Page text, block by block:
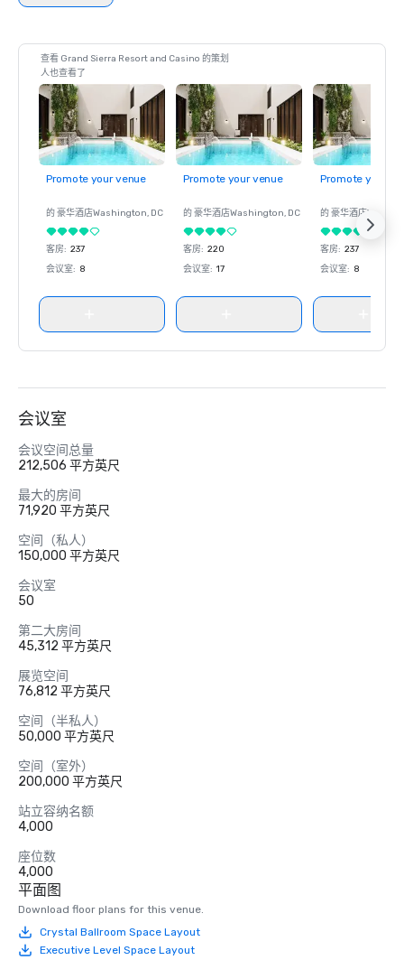
查看 Grand Sierra Resort and Casino 的策划
人也查看了
Promote your venue
的 豪华酒店Washington, DC
客房: 237
会议室: 8
Promote your venue
的 豪华酒店Washington, DC
客房: 220
会议室: 17
Promote your
的 豪华酒店
客房: 237
会议室: 8
会议室
会议空间总量
212,506 平方英尺
最大的房间
71,920 平方英尺
空间（私人）
150,000 平方英尺
会议室
50
第二大房间
45,312 平方英尺
展览空间
76,812 平方英尺
空间（半私人）
50,000 平方英尺
空间（室外）
200,000 平方英尺
站立容纳名额
4,000
座位数
4,000
平面图
Download floor plans for this venue.
Crystal Ballroom Space Layout
Executive Level Space Layout